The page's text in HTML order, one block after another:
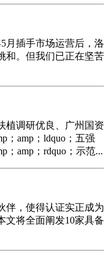
月插手市场运营后，洛
和。但我们已正在坚苦
植调研优良、广州国资
；amp；ldquo；五强
；amp；rdquo；示范...
伴，使得认证实正成为
文将全面阐发10家具备